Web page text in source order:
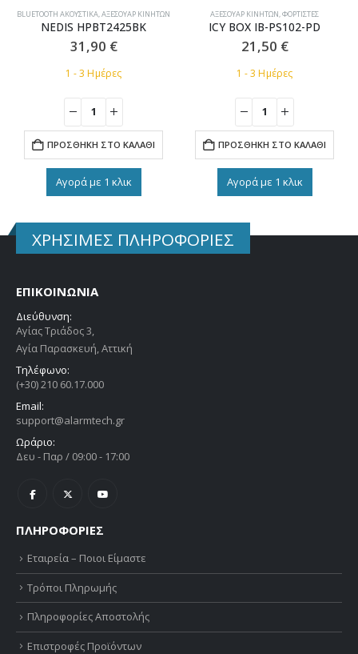
BLUETOOTH ΑΚΟΥΣΤΙΚΆ,ΑΞΕΣΟΥΆΡ ΚΙΝΗΤΏΝ
NEDIS HPBT2425BK
31,90 €
1 - 3 Ημέρες
ΠΡΟΣΘΉΚΗ ΣΤΟ ΚΑΛΆΘΙ
Αγορά με 1 κλικ
ΑΞΕΣΟΥΆΡ ΚΙΝΗΤΏΝ,ΦΟΡΤΙΣΤΈΣ
ICY BOX IB-PS102-PD
21,50 €
1 - 3 Ημέρες
ΠΡΟΣΘΉΚΗ ΣΤΟ ΚΑΛΆΘΙ
Αγορά με 1 κλικ
ΧΡΗΣΙΜΕΣ ΠΛΗΡΟΦΟΡΙΕΣ
ΕΠΙΚΟΙΝΩΝΙΑ
Διεύθυνση:
Αγίας Τριάδος 3,
Αγία Παρασκευή, Αττική
Τηλέφωνο:
(+30) 210 60.17.000
Email:
support@alarmtech.gr
Ωράριο:
Δευ - Παρ / 09:00 - 17:00
ΠΛΗΡΟΦΟΡΙΕΣ
Εταιρεία – Ποιοι Είμαστε
Τρόποι Πληρωμής
Πληροφορίες Αποστολής
Επιστροφές Προϊόντων